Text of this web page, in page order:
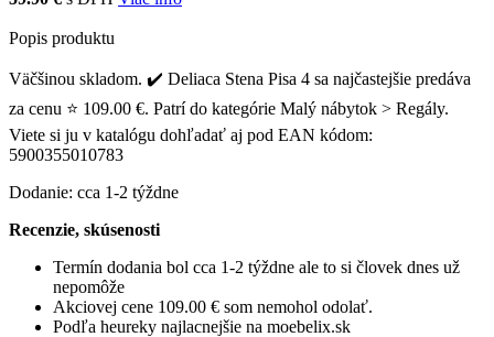
Popis produktu
Väčšinou skladom. ✔️ Deliaca Stena Pisa 4 sa najčastejšie predáva
za cenu ⭐ 109.00 €. Patrí do kategórie Malý nábytok > Regály.
Viete si ju v katalógu dohľadať aj pod EAN kódom:
5900355010783
Dodanie: cca 1-2 týždne
Recenzie, skúsenosti
Termín dodania bol cca 1-2 týždne ale to si človek dnes už
nepomôže
Akciovej cene 109.00 € som nemohol odolať.
Podľa heureky najlacnejšie na moebelix.sk